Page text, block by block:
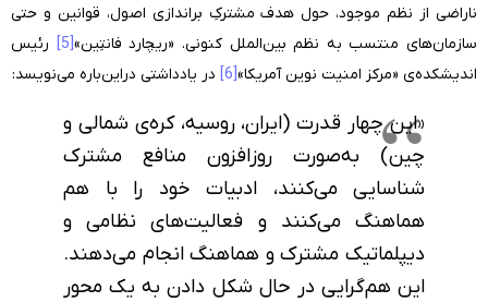
ناراضی از نظم موجود، حول هدف مشترکِ براندازی اصول، قوانین و حتی
سازمان‌های منتسب به نظم بین‌الملل کنونی. «ریچارد فانتِین»[5]
رئیس
اندیشکده‌ی «مرکز امنیت نوین آمریکا»[6] در یادداشتی دراین‌باره می‌نویسد:
«این چهار قدرت (ایران، روسیه، کره‌ی شمالی و
چین) به‌صورت روزافزون منافع مشترک
شناسایی می‌کنند، ادبیات خود را با هم
هماهنگ می‌کنند و فعالیت‌های نظامی و
دیپلماتیک مشترک و هماهنگ انجام می‌دهند.
این هم‌گرایی در حال شکل دادن به یک محور